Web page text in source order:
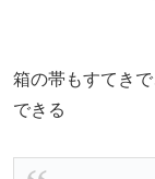
箱の帯もすてき
できる